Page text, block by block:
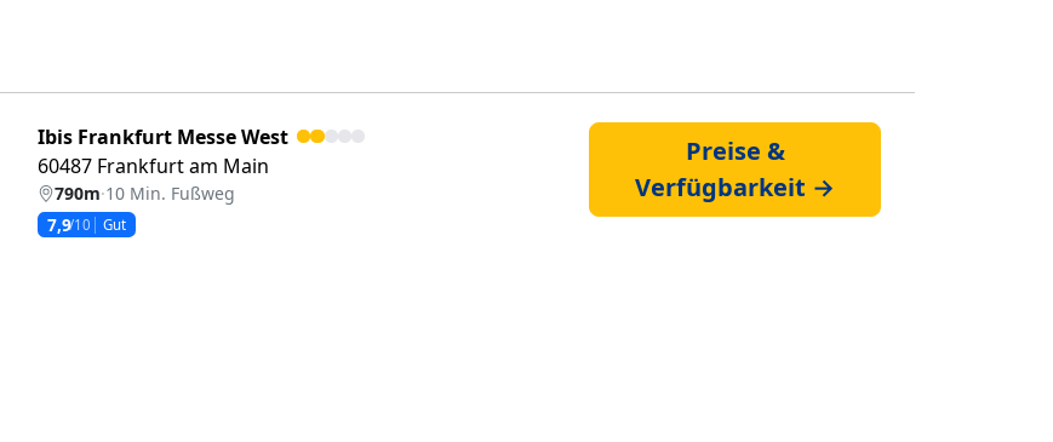
Ibis Frankfurt Messe West
60487 Frankfurt am Main
790m·10 Min. Fußweg
7,9/10 Gut
Preise &
Verfügbarkeit →